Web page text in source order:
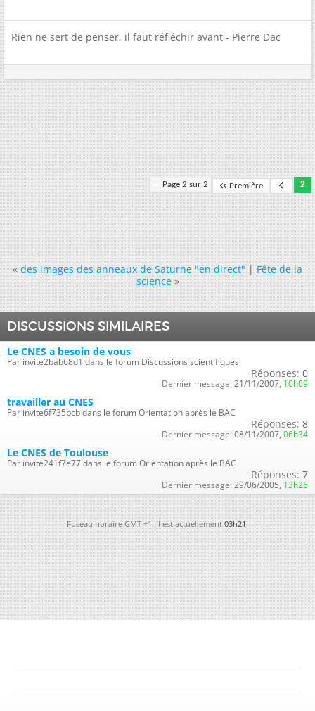
Rien ne sert de penser, il faut réfléchir avant - Pierre Dac
Page 2 sur 2 Première 2
« des images des anneaux de Saturne "en direct"|Fête de la
science »
DISCUSSIONS SIMILAIRES
Le CNES a besoin de vous
Par invite2bab68d1 dans le forum Discussions scientifiques
Réponses: 0
Dernier message: 21/11/2007, 10h09
travailler au CNES
Par invite6f735bcb dans le forum Orientation après le BAC
Réponses: 8
Dernier message: 08/11/2007, 06h34
Le CNES de Toulouse
Par invite241f7e77 dans le forum Orientation après le BAC
Réponses: 7
Dernier message: 29/06/2005, 13h26
Fuseau horaire GMT +1. Il est actuellement03h21.